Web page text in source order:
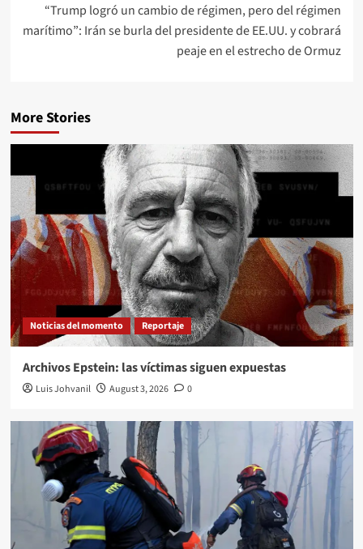
“Trump logró un cambio de régimen, pero del régimen
marítimo”: Irán se burla del presidente de EE.UU. y cobrará
peaje en el estrecho de Ormuz
More Stories
Noticias del momento Reportaje
Archivos Epstein: las víctimas siguen expuestas
Luis Johvanil August 3, 2026 0